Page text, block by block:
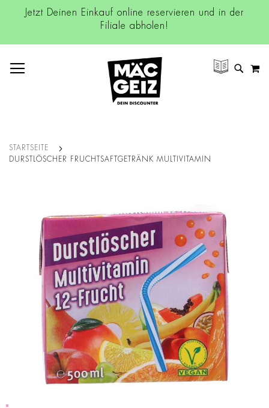
Jetzt Deinen Einkauf online reservieren und in der
Filiale abholen!
SUCHE
STARTSEITE
DURSTLÖSCHER FRUCHTSAFTGETRÄNK MULTIVITAMIN
Bildgalerie
springen